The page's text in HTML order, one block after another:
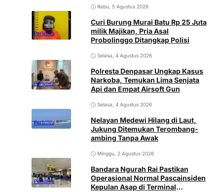
Rabu, 5 Agustus 2026
Peristiwa
Curi Burung Murai Batu Rp 25 Juta
milik Majikan, Pria Asal
Probolinggo Ditangkap Polisi
Selasa, 4 Agustus 2026
Peristiwa
Polresta Denpasar Ungkap Kasus
Narkoba, Temukan Lima Senjata
Api dan Empat Airsoft Gun
Selasa, 4 Agustus 2026
Peristiwa
Nelayan Medewi Hilang di Laut,
Jukung Ditemukan Terombang-
ambing Tanpa Awak
Minggu, 2 Agustus 2026
Peristiwa
Bandara Ngurah Rai Pastikan
Operasional Normal Pascainsiden
Kepulan Asap di Terminal